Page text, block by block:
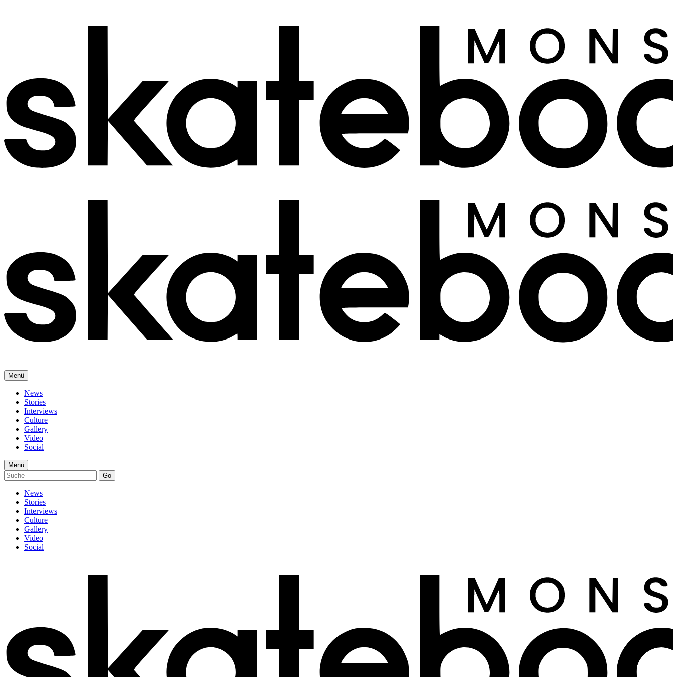
Menü
News
Stories
Interviews
Culture
Gallery
Video
Social
Menü
Go
News
Stories
Interviews
Culture
Gallery
Video
Social